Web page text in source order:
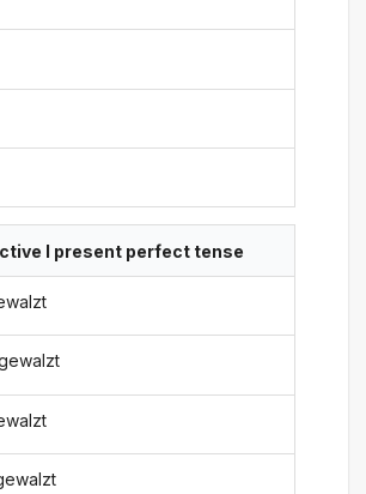
I present perfect tense